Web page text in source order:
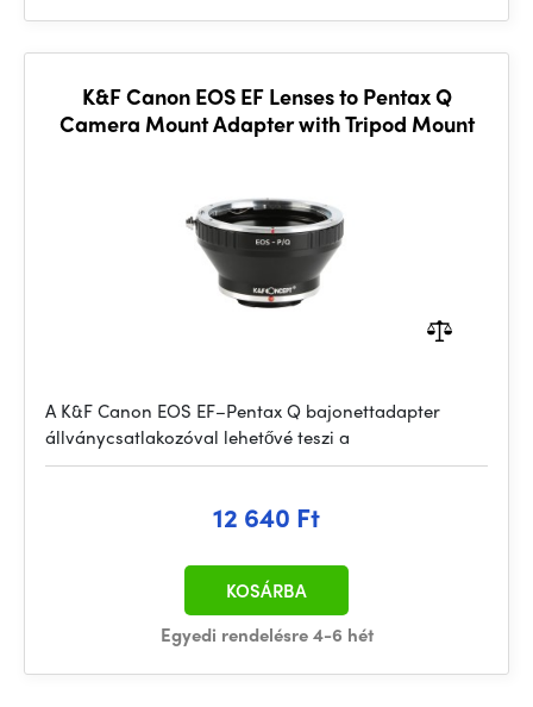
K&F Canon EOS EF Lenses to Pentax Q
Camera Mount Adapter with Tripod Mount
A K&F Canon EOS EF–Pentax Q bajonettadapter
állványcsatlakozóval lehetővé teszi a
12 640 Ft
Egyedi rendelésre 4-6 hét
KOSÁRBA